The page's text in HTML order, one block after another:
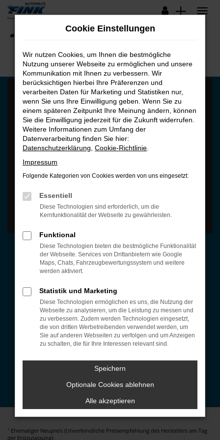
Zum
springen
Lagerfahrzeuge
Es wird versucht, Inhalte von maps.google.com
können Daten an Dritte weitergegeben werden. Wenn Sie damit
einverstanden sind, klicken Sie bitte auf "Bestätigen".
Bestätigen
Öffnungszeiten
Montag bis Donnerstag:
07:30 bis 12:00 Uhr und 13:00 bis 17:00 Uhr
Freitag:
07:30 bis 14:00 Uhr
Autohaus-Cockpit
Fahrzeug-Showroom|EU-Fahrzeuge Konfigurator|
Werkstattleistungen |Über uns|Kontakt|
Ansprechpartner
Tel.: +49 (0) 8324 445
E-Mail: info@fink-autohaus.de
1 Ehemaliger Neupreis (Unverbindliche Preisempfehlung des Herstellers am Tag
der Erstzulassung).
Cookie Einstellungen
Wir nutzen Cookies, um Ihnen die bestmögliche
Nutzung unserer Webseite zu ermöglichen und unsere
Kommunikation mit Ihnen zu verbessern. Wir
berücksichtigen hierbei Ihre Präferenzen und
verarbeiten Daten für Marketing und Statistiken nur,
wenn Sie uns Ihre Einwilligung geben. Wenn Sie zu
einem späteren Zeitpunkt Ihre Meinung ändern, können
Sie die Einwilligung jederzeit für die Zukunft widerrufen.
Weitere Informationen zum Umfang der
Datenverarbeitung finden Sie hier:
Datenschutzerklärung Cookie-Richtlinie
Impressum
Folgende Kategorien von Cookies werden von uns eingesetzt:
Essentiell
Diese Technologien sind erforderlich, um die
Kernfunktionalität der Webseite zu gewährleisten.
Funktional
Diese Technologien bieten die bestmögliche Funktionalität
der Webseite. Services von Drittanbietern wie Google
Maps, Chats, Fahrzeugbewertungssystem und weitere
werden aktiviert.
Statistik und Marketing
Diese Technologien ermöglichen es uns, die Nutzung der
Webseite zu analysieren, um die Leistung zu messen und
zu verbessern. Zudem werden Technologien eingesetzt,
die von dritten Werbetreibenden verwendet werden, um
Sie auf anderen Webseiten zu verfolgen und um Anzeigen
zu schalten, die für Ihre Interessen relevant sind.
Speichern
Optionale Cookies ablehnen
Alle akzeptieren